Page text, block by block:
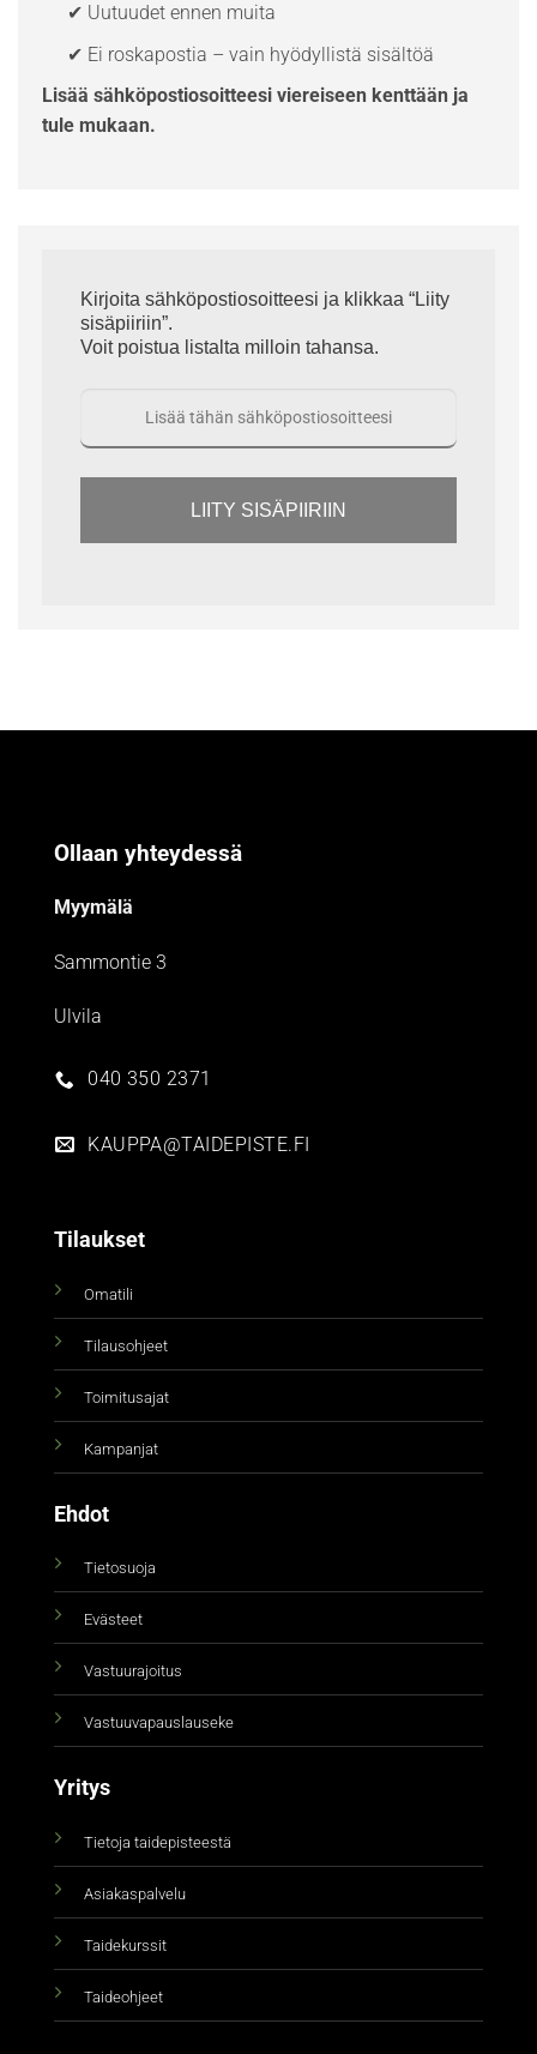
✔ Uutuudet ennen muita
✔ Ei roskapostia – vain hyödyllistä sisältöä
Lisää sähköpostiosoitteesi viereiseen kenttään ja
tule mukaan.
Kirjoita sähköpostiosoitteesi ja klikkaa “Liity
sisäpiiriin”.
Voit poistua listalta milloin tahansa.
LIITY SISÄPIIRIIN
Ollaan yhteydessä
Myymälä
Sammontie 3
Ulvila
040 350 2371
KAUPPA@TAIDEPISTE.FI
Tilaukset
Omatili
Tilausohjeet
Toimitusajat
Kampanjat
Ehdot
Tietosuoja
Evästeet
Vastuurajoitus
Vastuuvapauslauseke
Yritys
Tietoja taidepisteestä
Asiakaspalvelu
Taidekurssit
Taideohjeet